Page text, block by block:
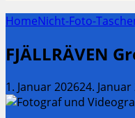
HomeNicht-Foto-
FJÄLLRÄVEN
1. Januar 202624. Januar